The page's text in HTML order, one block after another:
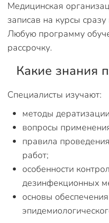
Медицинская
записав на курсы
Любую программу
рассрочку.
Какие знания
Специалисты изучают:
методы
вопросы
правила
работ;
особенности
дезинфекционных
основы